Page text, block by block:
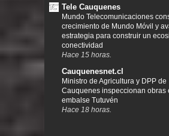
Tele Cauquenes
Mundo Telecomunicaciones
crecimiento de Mundo Móvil y
estrategia para construir un
conectividad
Hace 15 horas.
Cauquenesnet.cl
Ministro de Agricultura y DPP de
Cauquenes inspeccionan obras
embalse Tutuvén
Hace 18 horas.